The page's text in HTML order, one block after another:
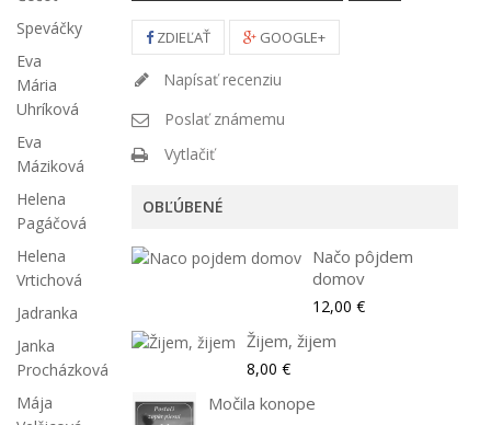
Speváčky
Eva
Mária
Uhríková
Eva
Máziková
Helena
Pagáčová
Helena
Vrtichová
Jadranka
Janka
Procházková
Mája
ZDIEĽAŤ GOOGLE+
Napísať recenziu
Poslať známemu
Vytlačiť
OBĽÚBENÉ
Načo pôjdem
domov
12,00 €
Žijem, žijem
8,00 €
Močila konope